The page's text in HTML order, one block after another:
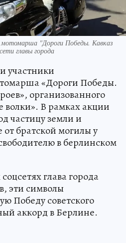
"Дороги Победы. Кавказ
главы города
участники
«Дороги Победы.
организованного
В рамках акции
частицу земли и
от братской могилы у
в берлинском
глава города
эти символы
Победу советского
аккорд в Берлине.